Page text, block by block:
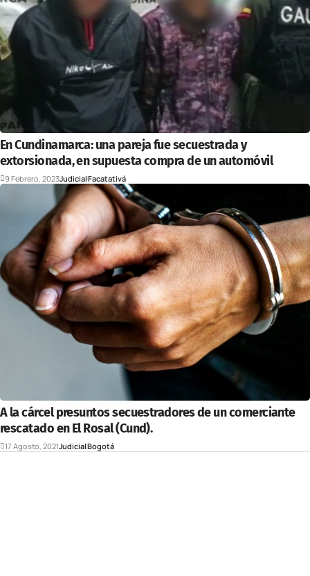
En Cundinamarca: una pareja fue secuestrada y
extorsionada, en supuesta compra de un automóvil
9 Febrero, 2023JudicialFacatativá
A la cárcel presuntos secuestradores de un comerciante
rescatado en El Rosal (Cund).
17 Agosto, 2021JudicialBogotá